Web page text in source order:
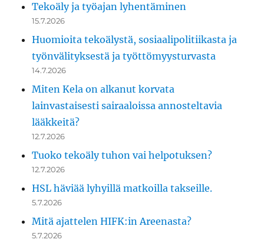
Tekoäly ja työajan lyhentäminen
15.7.2026
Huomioita tekoälystä, sosiaalipolitiikasta ja
työnvälityksestä ja työttömyysturvasta
14.7.2026
Miten Kela on alkanut korvata
lainvastaisesti sairaaloissa annosteltavia
lääkkeitä?
12.7.2026
Tuoko tekoäly tuhon vai helpotuksen?
12.7.2026
HSL häviää lyhyillä matkoilla takseille.
5.7.2026
Mitä ajattelen HIFK:in Areenasta?
5.7.2026